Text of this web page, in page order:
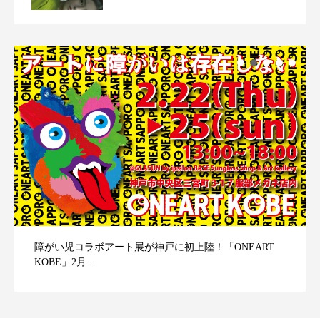
障がい児コラボアート展が神戸に初上陸！「ONEART
KOBE」2月...